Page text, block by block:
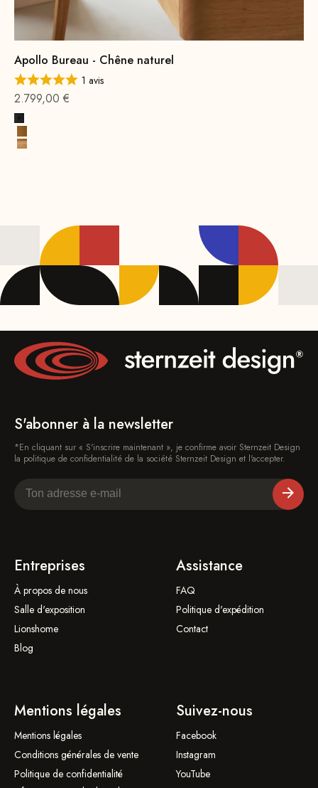
Apollo Bureau - Chêne naturel
1 avis
Offre à partir de
2.799,00 €
Noir
Cognac Premium
Bois de chêne, naturel
S'abonner à la newsletter
*En cliquant sur « S'inscrire maintenant », je confirme avoir Sternzeit Design
la politique de confidentialité de la société Sternzeit Design et l'accepter.
Entreprises
À propos de nous
Salle d'exposition
Lionshome
Blog
Assistance
FAQ
Politique d'expédition
Contact
Mentions légales
Mentions légales
Conditions générales de vente
Politique de confidentialité
Suivez-nous
Facebook
Instagram
YouTube